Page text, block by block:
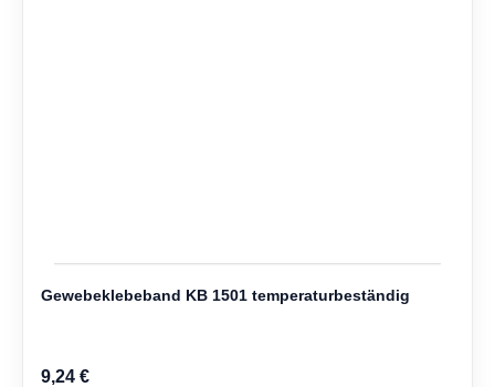
Gewebeklebeband KB 1501 temperaturbeständig
9,24 €